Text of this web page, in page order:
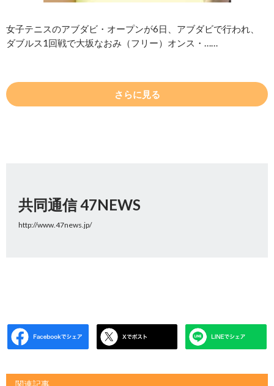
女子テニスのアブダビ・オープンが6日、アブダビで行われ、
ダブルス1回戦で大坂なおみ（フリー）オンス・……
さらに見る
共同通信 47NEWS
http://www.47news.jp/